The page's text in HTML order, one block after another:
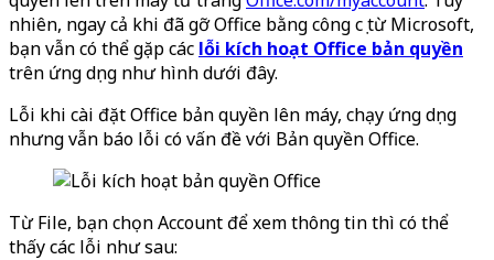
nhiên, ngay cả khi đã gỡ Office bằng công cụ từ Microsoft,
bạn vẫn có thể gặp các lỗi kích hoạt Office bản quyền
trên ứng dụng như hình dưới đây.
Lỗi khi cài đặt Office bản quyền lên máy, chạy ứng dụng
nhưng vẫn báo lỗi có vấn đề với Bản quyền Office.
Từ File, bạn chọn Account để xem thông tin thì có thể
thấy các lỗi như sau: